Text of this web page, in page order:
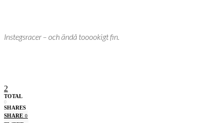
Instegsracer – och ändå tooookigt fin.
2
TOTAL
0
SHARES
SHARE 0